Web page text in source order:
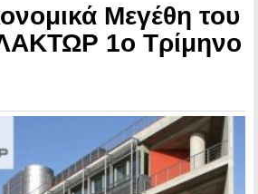
Μεγέθη του
1o Τρίμηνο